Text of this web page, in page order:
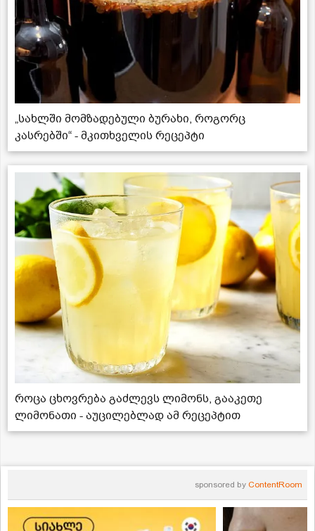
„სახლში მომზადებული ბურახი, როგორც
კასრებში“ - მკითხველის რეცეპტი
როცა ცხოვრება გაძლევს ლიმონს, გააკეთე
ლიმონათი - აუცილებლად ამ რეცეპტით
sponsored by ContentRoom